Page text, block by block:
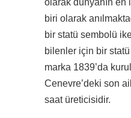
olarak dünyanın en
biri olarak
bir statü sembolü
bilenler için bir
marka 1839’da
Cenevre’deki son
saat üreticisidir.